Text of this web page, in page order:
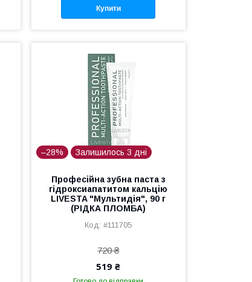
Купити
–28% Залишилось 3 дні
Професійна зубна паста з
гідроксиапатитом кальцію
LIVESTA "Мультидія", 90 г
(РІДКА ПЛОМБА)
#111705
720 ₴
519 ₴